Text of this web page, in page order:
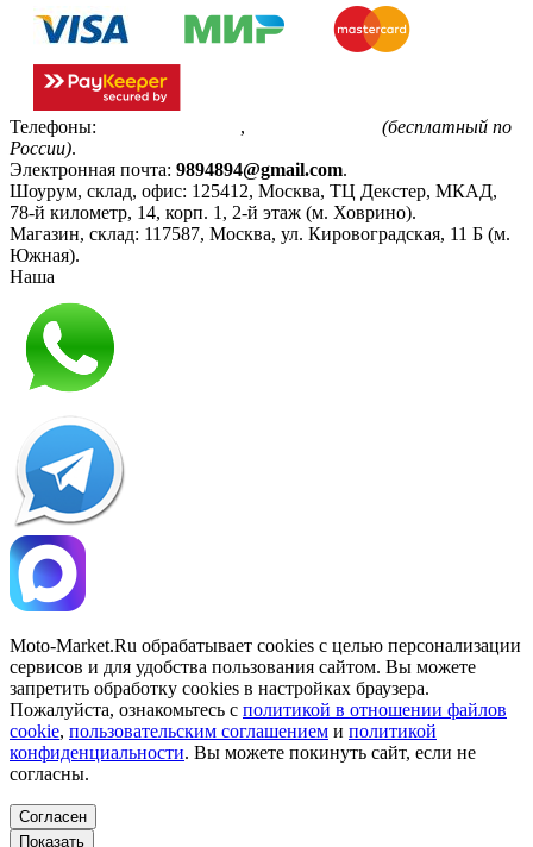
Телефоны: ,
(бесплатный по
России).
Электронная почта: 9894894@gmail.com.
Шоурум, склад, офис: 125412, Москва, ТЦ Декстер, МКАД,
78-й километр, 14, корп. 1, 2-й этаж (м. Ховрино).
Магазин, склад: 117587, Москва, ул. Кировоградская, 11 Б (м.
Южная).
Наша
Moto-Market.Ru обрабатывает сookies с целью персонализации
сервисов и для удобства пользования сайтом. Вы можете
запретить обработку сookies в настройках браузера.
Пожалуйста, ознакомьтесь с политикой в отношении файлов
cookie, пользовательским соглашением и политикой
конфиденциальности. Вы можете покинуть сайт, если не
согласны.
Согласен
Показать